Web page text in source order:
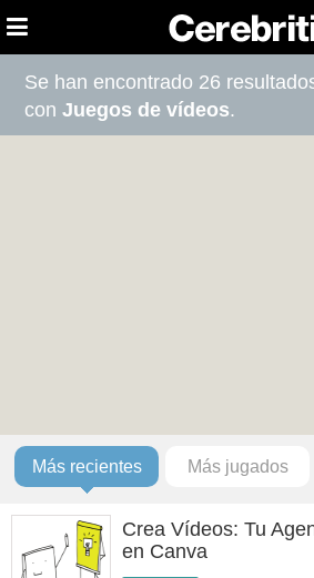
Se han encontrado 26
conJuegos de vídeos.
Más recientes Más jugados
Crea Vídeos: Tu
en Canva